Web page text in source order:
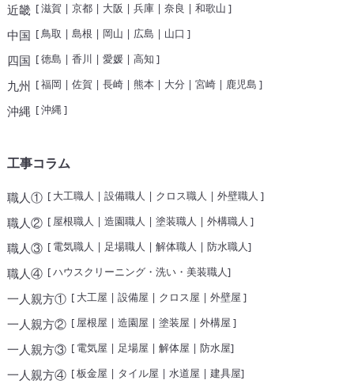
近畿[滋賀 | 京都| 大阪 | 兵庫| 奈良 | 和歌山 ]
中国 [鳥取 | 島根 | 岡山 | 広島 | 山口 ]
四国 [徳島 | 香川 | 愛媛| 高知 ]
九州 [福岡 | 佐賀 | 長崎| 熊本| 大分 | 宮崎| 鹿児島 ]
沖縄 [沖縄]
工事コラム
職人①[ 大工職人 | 設備職人 | クロス職人 | 外壁職人 ]
職人②[ 屋根職人 | 造園職人 | 塗装職人 | 外構職人 ]
職人③[ 電気職人 | 足場職人 | 解体職人 | 防水職人]
職人④[ハウスクリーニング・洗い・美装職人]
一人親方①[ 大工屋 | 設備屋 | クロス屋 | 外壁屋 ]
一人親方②[ 屋根屋 | 造園屋 | 塗装屋 | 外構屋 ]
一人親方③[ 電気屋 | 足場屋 | 解体屋 | 防水屋]
一人親方④[板金屋 | タイル屋 | 水道屋 | 建具屋]